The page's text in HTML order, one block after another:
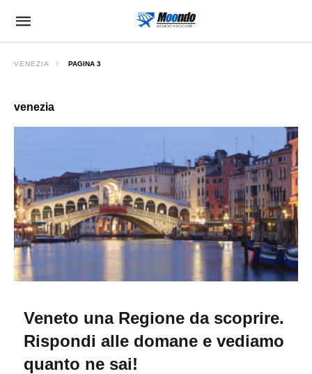
VENEZIA PAGINA 3
venezia
Veneto una Regione da scoprire.
Rispondi alle domane e vediamo
quanto ne sai!